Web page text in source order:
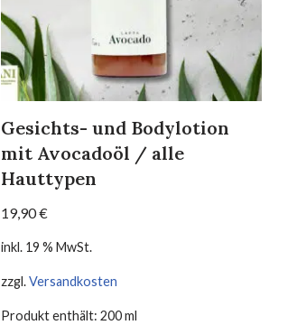
Gesichts- und Bodylotion
mit Avocadoöl / alle
Hauttypen
19,90€
inkl. 19 % MwSt.
zzgl.Versandkosten
Produkt enthält: 200ml